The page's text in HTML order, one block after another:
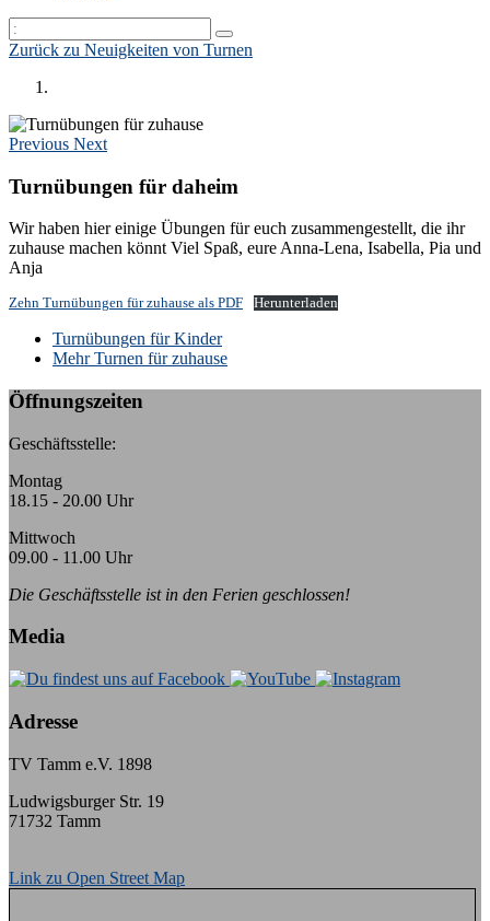
Zurück zu Neuigkeiten von Turnen
Previous Next
Turnübungen für daheim
Wir haben hier einige Übungen für euch zusammengestellt, die ihr
zuhause machen könnt Viel Spaß, eure Anna-Lena, Isabella, Pia und
Anja
Zehn Turnübungen für zuhause als PDF Herunterladen
Turnübungen für Kinder
Mehr Turnen für zuhause
Öffnungszeiten
Geschäftsstelle:
Montag
18.15 - 20.00 Uhr
Mittwoch
09.00 - 11.00 Uhr
Die Geschäftsstelle ist in den Ferien geschlossen!
Media
Adresse
TV Tamm e.V. 1898
Ludwigsburger Str. 19
71732 Tamm
Link zu Open Street Map